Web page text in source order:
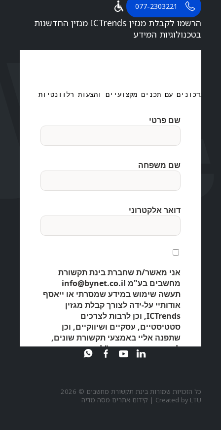
077-2303221
הרשמו לקבלת מגזין ICTrends מגזין החדשנות
בטכנולוגיות המידע
כל הזכויות שמורות בינת תקשורת מחשבים © 2026
Created by LTU
| קידום אתרים מסה מדיה